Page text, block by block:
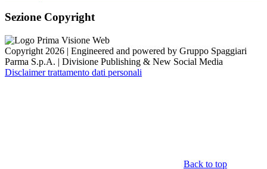
Sezione Copyright
Copyright 2026 | Engineered and powered by Gruppo Spaggiari
Parma S.p.A. | Divisione Publishing & New Social Media
Disclaimer trattamento dati personali
Back to top